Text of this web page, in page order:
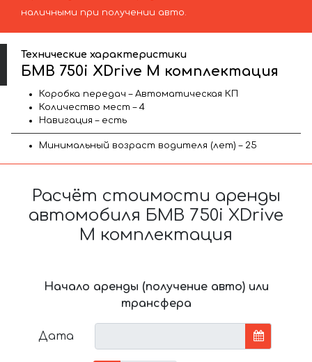
наличными при получении авто.
Технические характеристики
БМВ 750i XDrive M комплектация
Коробка передач – Автоматическая КП
Количество мест – 4
Навигация – есть
Минимальный возраст водителя (лет) – 25
Расчёт стоимости аренды
автомобиля БМВ 750i XDrive
M комплектация
Начало аренды (получение авто) или
трансфера
Дата